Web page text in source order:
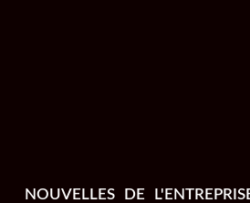
NOUVELLES DE